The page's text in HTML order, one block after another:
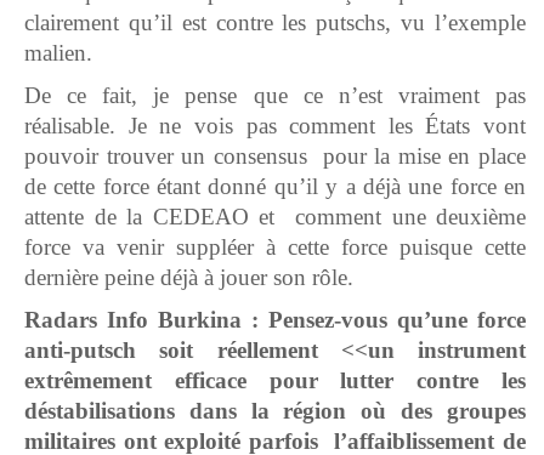
clairement qu’il est contre les putschs, vu l’exemple
malien.
De ce fait, je pense que ce n’est vraiment pas
réalisable. Je ne vois pas comment les États vont
pouvoir trouver un consensus pour la mise en place
de cette force étant donné qu’il y a déjà une force en
attente de la CEDEAO et comment une deuxième
force va venir suppléer à cette force puisque cette
dernière peine déjà à jouer son rôle.
Radars Info Burkina : Pensez-vous qu’une force
anti-putsch soit réellement <<un instrument
extrêmement efficace pour lutter contre les
déstabilisations dans la région où des groupes
militaires ont exploité parfois l’affaiblissement de